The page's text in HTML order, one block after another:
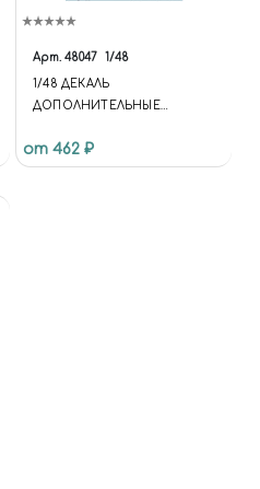
Арт. 48047 1/48
1/48 ДЕКАЛЬ
ДОПОЛНИТЕЛЬНЫЕ
МА ВМФ РОССИИ (ОБРАЗЦА
2010 ГОДА)
от 462 ₽